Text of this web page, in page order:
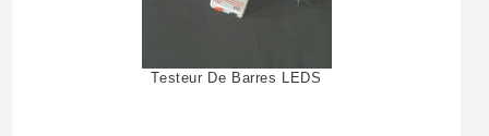
Testeur De Barres LEDS